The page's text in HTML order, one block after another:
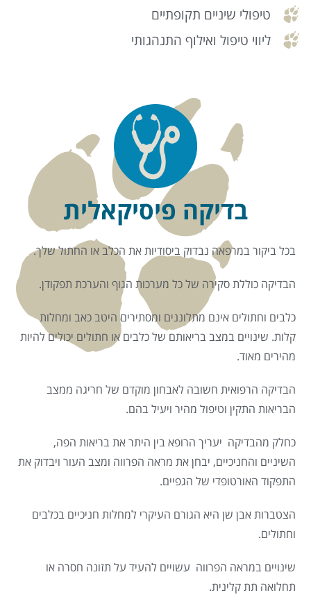
טיפולי שיניים תקופתיים
ליווי טיפול ואילוף התנהגותי
בדיקה פיסיקאלית
בכל ביקור במרפאה נבדוק ביסודיות את הכלב או החתול שלך.
הבדיקה כוללת סקירה של כל מערכות הגוף והערכת תפקודן.
כלבים וחתולים אינם מתלוננים ומסתירים היטב כאב ומחלות
קלות. שינויים במצב בריאותם של כלבים או חתולים יכולים להיות
מהירים מאוד.
הבדיקה הרפואית חשובה לאבחון מוקדם של חריגה ממצב
הבריאות התקין וטיפול מהיר ויעיל בהם.
כחלק מהבדיקה יעריך הרופא בין היתר את בריאות הפה,
השיניים והחניכיים, יבחן את מראה הפרווה ומצב העור ויבדוק את
התפקוד האורטופדי של הגפיים.
הצטברות אבן שן היא הגורם העיקרי למחלות חניכיים בכלבים
וחתולים.
שינויים במראה הפרווה עשויים להעיד על תזונה חסרה או
תחלואה תת קלינית.